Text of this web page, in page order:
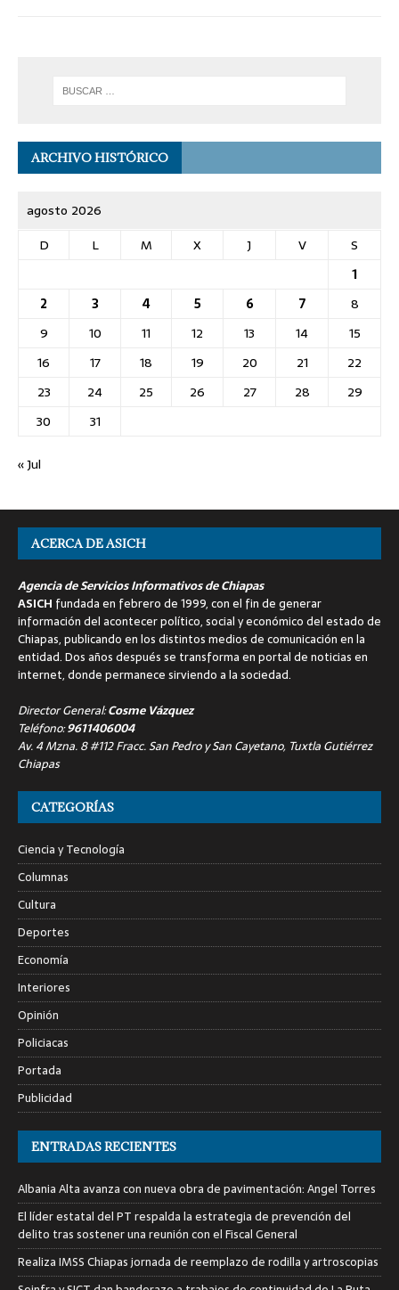
ARCHIVO HISTÓRICO
agosto 2026
D
L M X J V
S
1
2
3 4 5 6 7
8
9
10 11 12 13 14
15
16
17 18 19 20 21
22
23
24 25 26 27 28
29
30
31
« Jul
ACERCA DE ASICH
Agencia de Servicios Informativos de Chiapas
ASICH fundada en febrero de 1999, con el fin de generar
información del acontecer político, social y económico del estado de
Chiapas, publicando en los distintos medios de comunicación en la
entidad. Dos años después se transforma en portal de noticias en
internet, donde permanece sirviendo a la sociedad.
Director General:Cosme Vázquez
Teléfono:9611406004
Av. 4 Mzna. 8 #112 Fracc. San Pedro y San Cayetano, Tuxtla Gutiérrez
Chiapas
CATEGORÍAS
Ciencia y Tecnología
Columnas
Cultura
Deportes
Economía
Interiores
Opinión
Policiacas
Portada
Publicidad
ENTRADAS RECIENTES
Albania Alta avanza con nueva obra de pavimentación: Angel Torres
El líder estatal del PT respalda la estrategia de prevención del
delito tras sostener una reunión con el Fiscal General
Realiza IMSS Chiapas jornada de reemplazo de rodilla y artroscopias